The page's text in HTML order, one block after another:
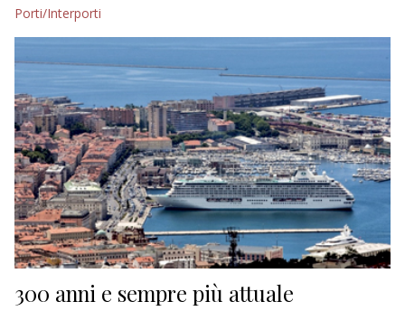
EDITORIALI
Porti/Interporti
300 anni e sempre più attuale